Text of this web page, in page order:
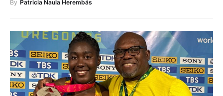
By Patricia Naula Herembás